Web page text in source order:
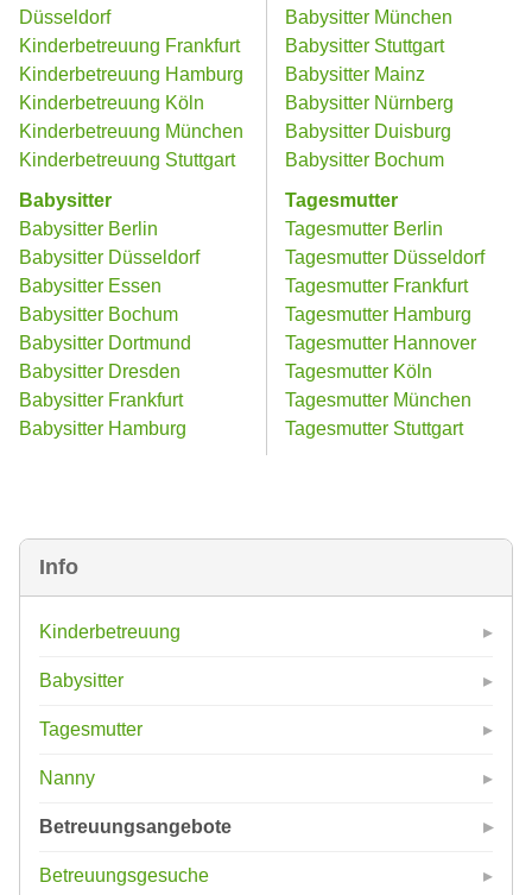
Info
Kinderbetreuung
Babysitter
Tagesmutter
Nanny
Betreuungsangebote
Betreuungsgesuche
Düsseldorf
Kinderbetreuung Frankfurt
Kinderbetreuung Hamburg
Kinderbetreuung Köln
Kinderbetreuung München
Kinderbetreuung Stuttgart
Babysitter
Babysitter Berlin
Babysitter Düsseldorf
Babysitter Essen
Babysitter Bochum
Babysitter Dortmund
Babysitter Dresden
Babysitter Frankfurt
Babysitter Hamburg
Babysitter München
Babysitter Stuttgart
Babysitter Mainz
Babysitter Nürnberg
Babysitter Duisburg
Babysitter Bochum
Tagesmutter
Tagesmutter Berlin
Tagesmutter Düsseldorf
Tagesmutter Frankfurt
Tagesmutter Hamburg
Tagesmutter Hannover
Tagesmutter Köln
Tagesmutter München
Tagesmutter Stuttgart